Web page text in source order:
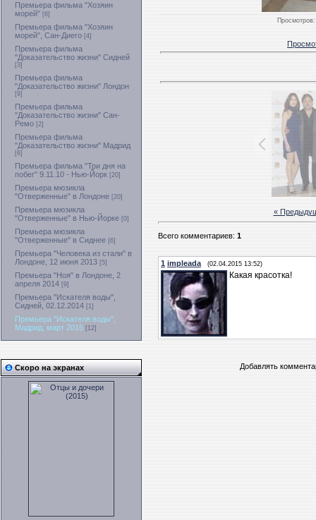
Премьера фильма "Хозяин
морей" [6]
Премьера фильма "Хозяин
морей", Сан-Диего [4]
Премьера фильма
"Доказательство жизни" Сидней
[3]
Премьера фильма
"Доказательство жизни" Лондон
[9]
Премьера фильма
"Доказательство жизни" Сан-
Ремо [2]
Премьера фильма
"Доказательство жизни" Мадрид
[6]
Премьера фильма "Три дня на
побег" 9.11.10 - Нью-Йорк [20]
Премьера мюзикла
"Отверженные" в Лондоне [20]
Премьера мюзикла
"Отверженные" в Нью-Йорке [0]
Премьера мюзикла
"Отверженные" в Сиднее [6]
Премьера "Человека из стали" в
Лондоне, 12 июня 2013 [5]
Премьера "Ноя" в Лондоне, 2
апреля 2014 [9]
Премьера "Искателя воды",
Сидней, 02.12.2014 [1]
Премьера "Искателя воды",
Мадрид, март 2015 [12]
Скоро на экранах
Просмотров:
«
Всего комментариев:1
1 impleada (02.04.2015 13:52)
Какая красотка!
Добавлять